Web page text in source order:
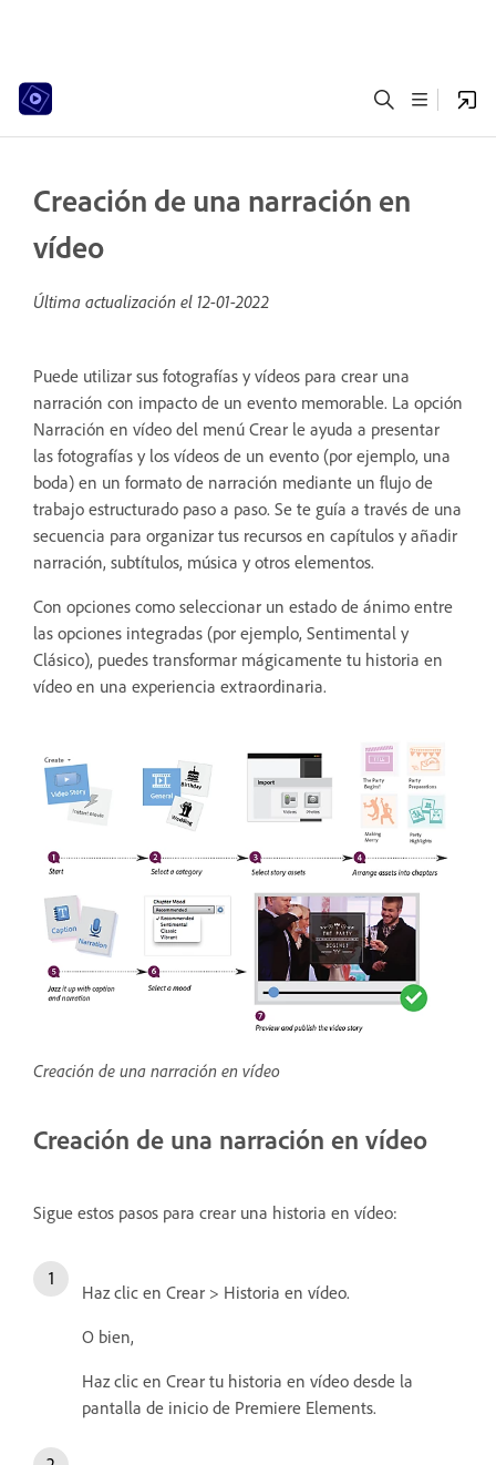
Creación de una narración en
vídeo
Última actualización el 12-01-2022
Puede utilizar sus fotografías y vídeos para crear una
narración con impacto de un evento memorable. La opción
Narración en vídeo del menú Crear le ayuda a presentar
las fotografías y los vídeos de un evento (por ejemplo, una
boda) en un formato de narración mediante un flujo de
trabajo estructurado paso a paso. Se te guía a través de una
secuencia para organizar tus recursos en capítulos y añadir
narración, subtítulos, música y otros elementos.
Con opciones como seleccionar un estado de ánimo entre
las opciones integradas (por ejemplo, Sentimental y
Clásico), puedes transformar mágicamente tu historia en
vídeo en una experiencia extraordinaria.
Creación de una narración en vídeo
Creación de una narración en vídeo
Sigue estos pasos para crear una historia en vídeo:
Haz clic en Crear > Historia en vídeo.
O bien,
Haz clic en Crear tu historia en vídeo desde la
pantalla de inicio de Premiere Elements.